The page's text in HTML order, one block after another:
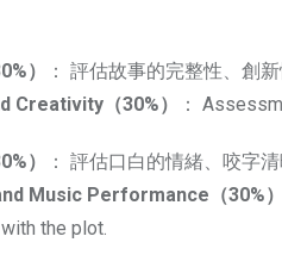
）
： 評估故事的完整性、創
Creativity（30%）
：
）
： 評估口白的情緒、咬字
Music Performance（30%）
the plot.